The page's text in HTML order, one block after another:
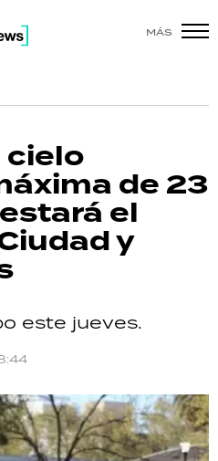
MÁS
cielo
de 23
el
y
este jueves.